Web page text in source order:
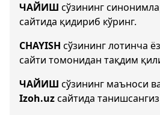
ЧАЙИШ сўзининг
сайтида қидириб кўринг.
CHAYISH сўзининг лотинча
сайти томонидан тақдим
ЧАЙИШ сўзининг маъноси
Izoh.uzсайтида